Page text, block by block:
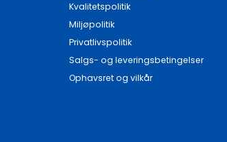
Kvalitetspolitik
Miljøpolitik
Privatlivspolitik
Salgs- og leveringsbetingelser
Ophavsret og vilkår